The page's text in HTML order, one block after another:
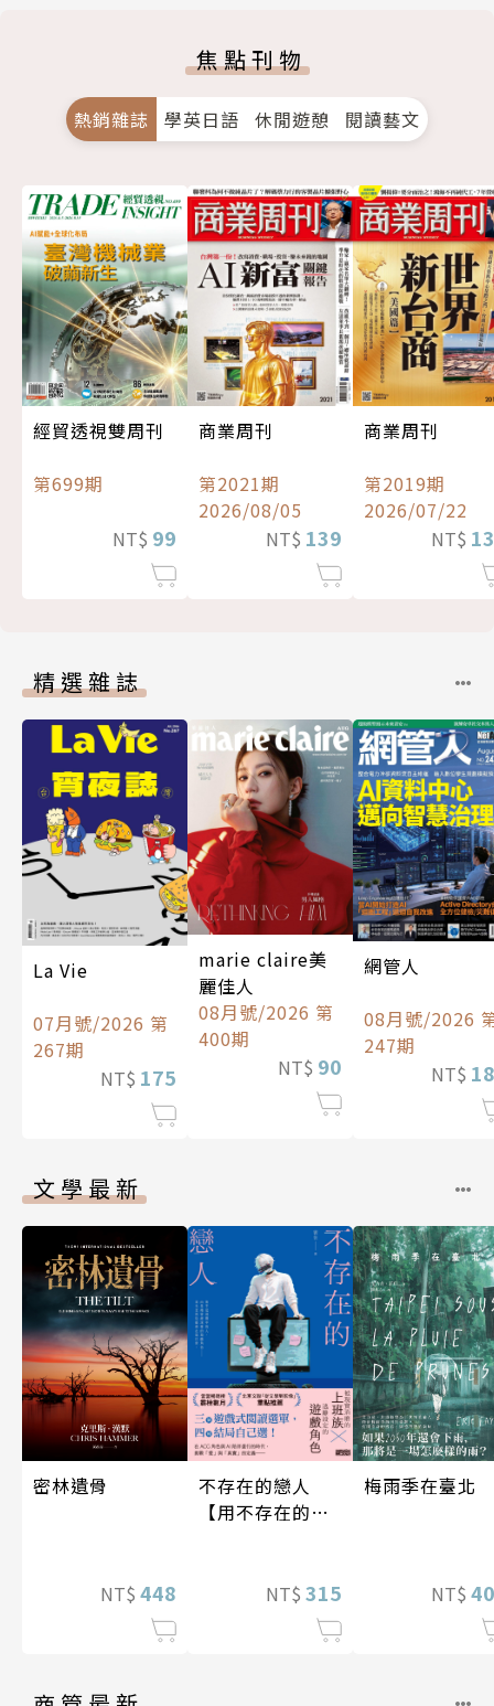
焦點刊物
熱銷雜誌 學英日語 休閒遊憩 閱讀藝文
經貿透視雙周刊
第699期
NT$ 99
商業周刊
第2021期
2026/08/05
NT$ 139
商業周刊
第2019期
2026/07/22
NT$
精選雜誌
La Vie
07月號/2026 第
267期
NT$ 175
marie claire美
麗佳人
08月號/2026 第
400期
NT$ 90
網管人
08月號/2026
247期
NT$
文學最新
密林遺骨
NT$ 448
不存在的戀人
【用不存在的
NT$ 315
梅雨季在臺北
NT$